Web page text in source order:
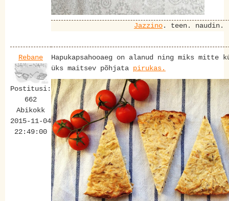
Jazzino. teen. naudin.
Rebane
Postitusi:
662
Abikokk
2015-11-04
22:49:00
Hapukapsahooaeg on alanud ning miks mitte
üks maitsev põhjata pirukas.